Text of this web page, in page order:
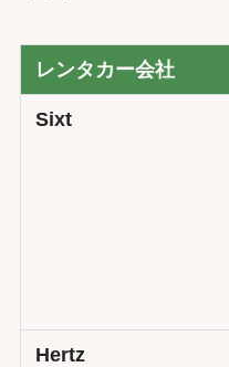
レンタカー会社
Sixt
Hertz